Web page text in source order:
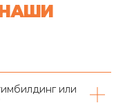
или